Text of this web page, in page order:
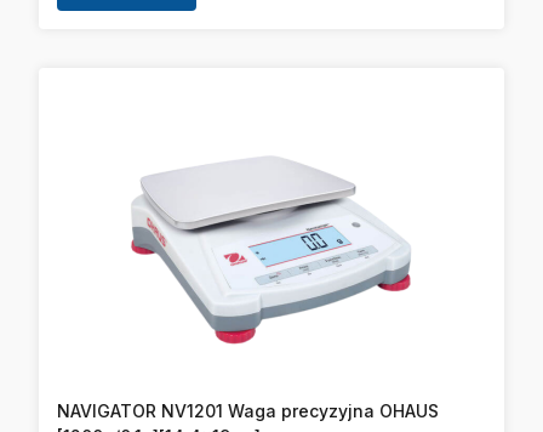
NAVIGATOR NV1201 Waga precyzyjna OHAUS